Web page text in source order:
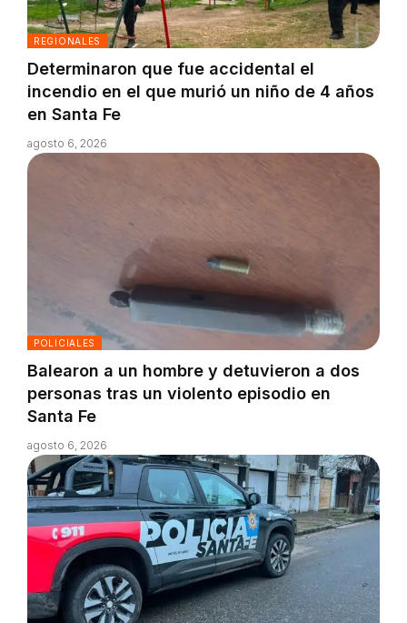
REGIONALES
Determinaron que fue accidental el
incendio en el que murió un niño de 4 años
en Santa Fe
agosto 6, 2026
POLICIALES
Balearon a un hombre y detuvieron a dos
personas tras un violento episodio en
Santa Fe
agosto 6, 2026